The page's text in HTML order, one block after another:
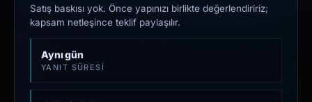
Satış baskısı yok. Önce yapınızı birlikte değerlendiririz;
kapsam netleşince teklif paylaşılır.
Aynı gün
YANIT SÜRESI